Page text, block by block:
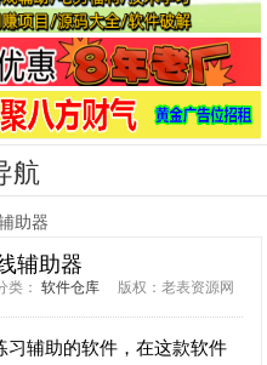
航
助器
辅助器
： 软件仓库版权：老表资源网
习辅助的软件，在这款软件